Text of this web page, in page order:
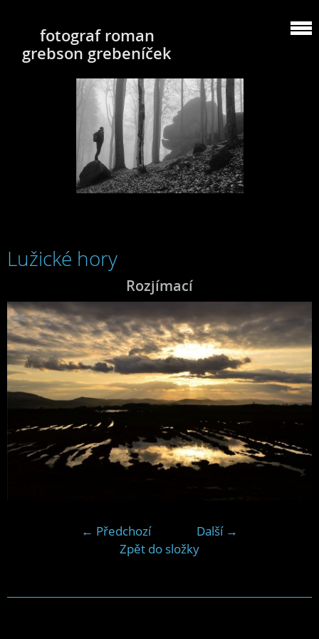
fotograf roman
grebson grebeníček
Lužické hory
Rozjímací
← Předchozí
Další →
Zpět do složky